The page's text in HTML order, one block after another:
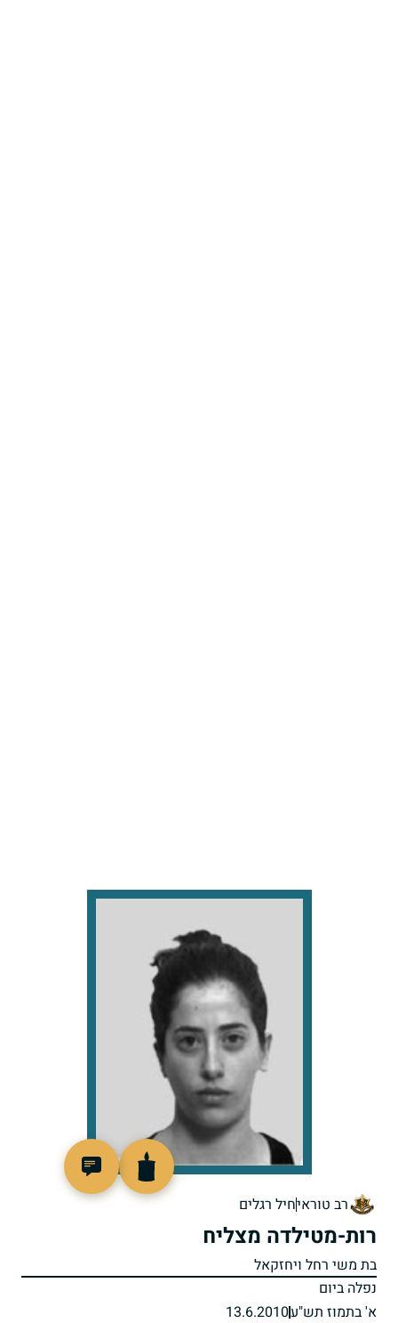
רב טוראיחיל רגלים
רות-מטילדה מצליח
בת משי רחל ויחזקאל
נפלה ביום
א' בתמוז תש"ע13.6.2010